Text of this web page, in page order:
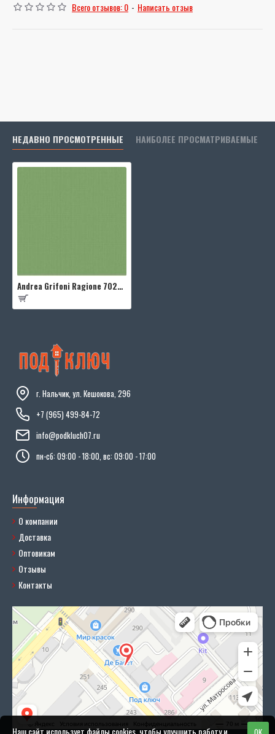
Всего отзывов: 0 - Написать отзыв
НЕДАВНО ПРОСМОТРЕННЫЕ НАИБОЛЕЕ ПРОСМАТРИВАЕМЫЕ
Andrea Grifoni Ragione 7028-9
г. Нальчик, ул. Кешокова, 296
+7 (965) 499-84-72
info@podkluch07.ru
пн-сб: 09:00 - 18:00, вс: 09:00 - 17:00
Информация
О компании
Доставка
Оптовикам
Отзывы
Контакты
Наш сайт использует файлы cookies, чтобы улучшить работу и